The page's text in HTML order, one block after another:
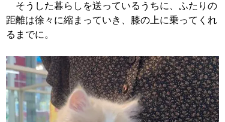
そうした暮らしを送っているうちに、ふたりの
距離は徐々に縮まっていき、膝の上に乗ってくれ
るまでに。